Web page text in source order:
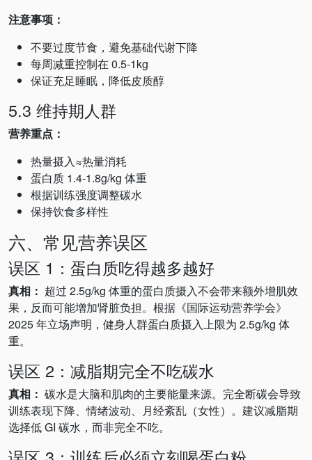
注意事项：
不要过度节食，避免基础代谢下降
每周减重控制在 0.5-1kg
保证充足睡眠，降低皮质醇
5.3 维持期人群
营养重点：
热量摄入≈热量消耗
蛋白质 1.4-1.8g/kg 体重
根据训练强度调整碳水
保持饮食多样性
六、常见营养误区
误区 1：蛋白质吃得越多越好
真相： 超过 2.5g/kg 体重的蛋白质摄入不会带来额外增肌效
果，反而可能增加肾脏负担。根据《国际运动营养学会》
2025 年立场声明，健身人群蛋白质摄入上限为 2.5g/kg 体
重。
误区 2：减脂期完全不吃碳水
真相： 碳水是大脑和肌肉的主要能量来源。完全断碳会导致
训练表现下降、情绪波动、月经紊乱（女性）。建议减脂期
选择低 GI 碳水，而非完全不吃。